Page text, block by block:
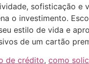
sofisticação e
o investimento.
estilo de vida e
de um cartão
de crédito, como